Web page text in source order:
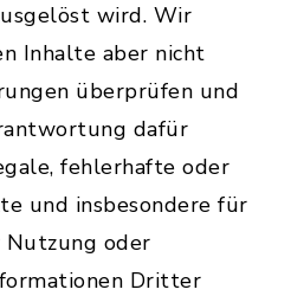
wird. Wir
Inhalte aber nicht
überprüfen und
dafür
fehlerhafte oder
und insbesondere für
Nutzung oder
Dritter